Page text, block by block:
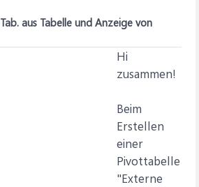
aus Tabelle und Anzeige von
Hi
zusammen!
Beim
Erstellen
einer
Pivottabelle
"Externe